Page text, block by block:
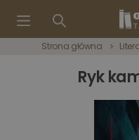
Strona główna
Ryk